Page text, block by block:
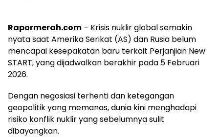
Rapormerah.com – Krisis nuklir global semakin
nyata saat Amerika Serikat (AS) dan Rusia belum
mencapai kesepakatan baru terkait Perjanjian New
START, yang dijadwalkan berakhir pada 5 Februari
2026.
Dengan negosiasi terhenti dan ketegangan
geopolitik yang memanas, dunia kini menghadapi
risiko konflik nuklir yang sebelumnya sulit
dibayangkan.